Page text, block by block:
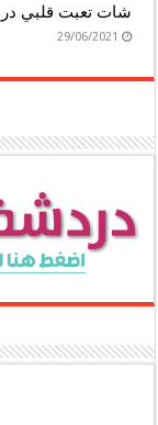
شات تعبت قلبي
29/06/2021